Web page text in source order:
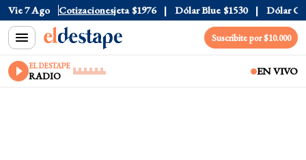
Vie 7 Ago Cotizaciones
$1520 Dólar Tarjeta $1976 Dólar Blue $1530 Dólar CCL
Suscribite por $10.000
EL DESTAPE
RADIO EN VIVO